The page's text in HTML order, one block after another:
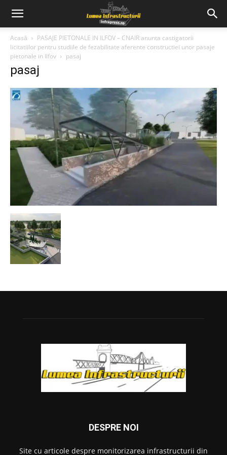
Acasă
PASAJE PIETONALE IN ILFOV – CNAIR anunta castigatorii
licitatiilor pentru studiile de fezabilitate aferente constructiei unor pasaje
pietonale in Ilfov
pasaj
pasaj
DESPRE NOI
Site cu articole despre monitorizarea infrastructurii din